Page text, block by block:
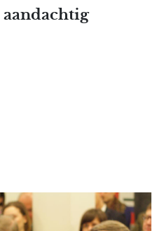
en naar de inhoud